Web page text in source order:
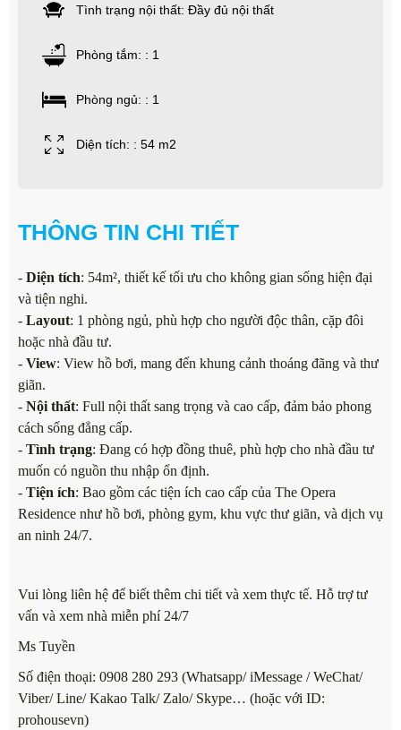
Tình trạng nội thất: Đầy đủ nội thất
Phòng tắm: : 1
Phòng ngủ: : 1
Diện tích: : 54 m2
THÔNG TIN CHI TIẾT
- Diện tích: 54m², thiết kế tối ưu cho không gian sống hiện đại
và tiện nghi.
- Layout: 1 phòng ngủ, phù hợp cho người độc thân, cặp đôi
hoặc nhà đầu tư.
- View: View hồ bơi, mang đến khung cảnh thoáng đãng và thư
giãn.
- Nội thất: Full nội thất sang trọng và cao cấp, đảm bảo phong
cách sống đẳng cấp.
- Tình trạng: Đang có hợp đồng thuê, phù hợp cho nhà đầu tư
muốn có nguồn thu nhập ổn định.
- Tiện ích: Bao gồm các tiện ích cao cấp của The Opera
Residence như hồ bơi, phòng gym, khu vực thư giãn, và dịch vụ
an ninh 24/7.
Vui lòng liên hệ để biết thêm chi tiết và xem thực tế. Hỗ trợ tư
vấn và xem nhà miễn phí 24/7
Ms Tuyền
Số điện thoại: 0908 280 293 (Whatsapp/ iMessage / WeChat/
Viber/ Line/ Kakao Talk/ Zalo/ Skype… (hoặc với ID:
prohousevn)